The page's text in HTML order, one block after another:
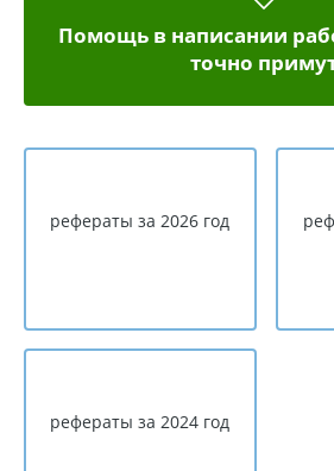
Помощь в написании
точно
рефераты за 2026 год
рефераты за 2024 год